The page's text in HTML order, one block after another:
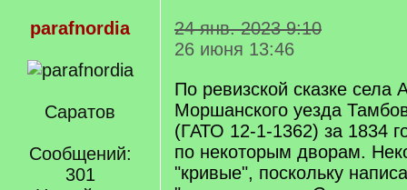
parafnordia
Саратов
Сообщений:
301
24 янв. 2023 9:10
26 июня 13:46
По ревизской сказке села
Моршанского уезда
(ГАТО 12-1-1362) за 1834
по некоторым дворам.
"кривые", поскольку